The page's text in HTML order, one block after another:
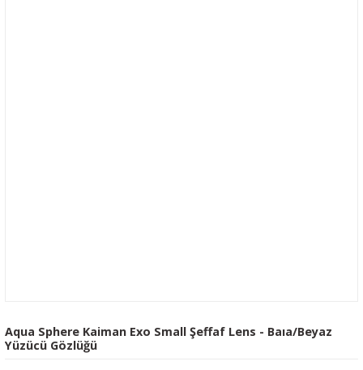
Aqua Sphere Kaiman Exo Small Şeffaf Lens - Baıa/Beyaz
Yüzücü Gözlüğü